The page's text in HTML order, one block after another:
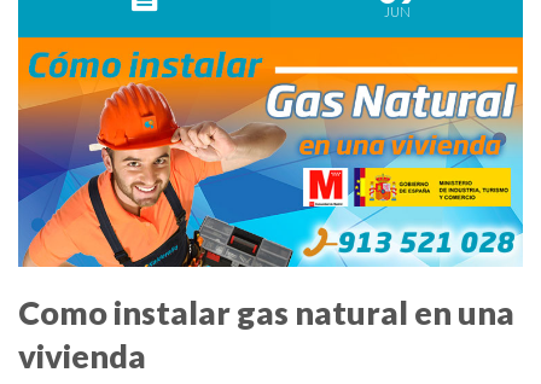
JUN
Como instalar gas natural en una
vivienda